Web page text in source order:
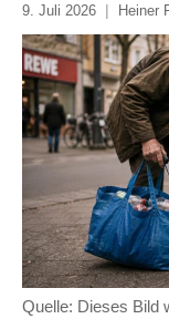
9. Juli 2026 Heiner
Quelle: Dieses Bild